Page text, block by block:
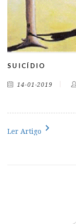
SUICÍDIO
14-01-2019
Ler Artigo chevron_right